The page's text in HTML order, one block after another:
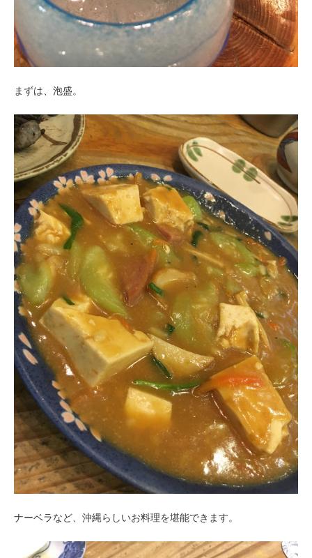
まずは、泡盛。
ナーベラなど、沖縄らしいお料理を堪能できます。